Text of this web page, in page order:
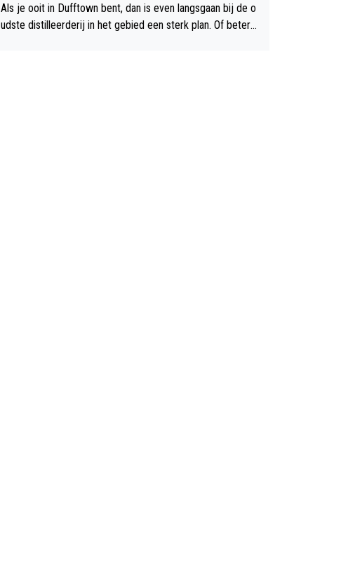
Als je ooit in Dufftown bent, dan is even langsgaan bij de o
udste distilleerderij in het gebied een sterk plan. Of beter n